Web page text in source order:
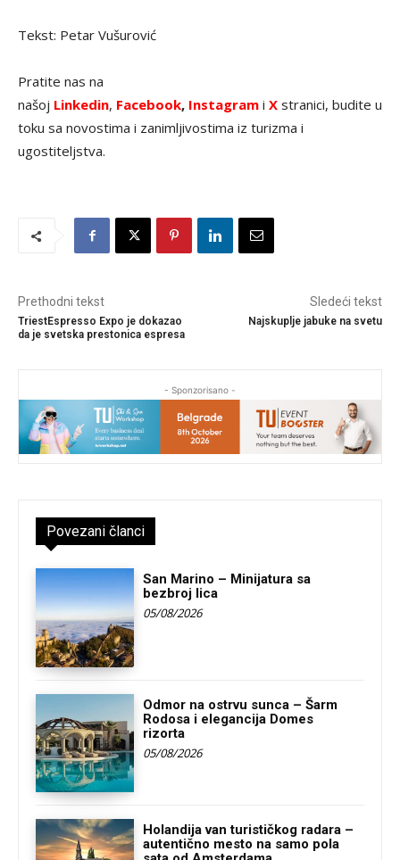
Tekst: Petar Vušurović
Pratite nas na
našoj Linkedin, Facebook, Instagram i X stranici, budite u
toku sa novostima i zanimljivostima iz turizma i
ugostiteljstva.
Prethodni tekst
TriestEspresso Expo je dokazao
da je svetska prestonica espresa
Sledeći tekst
Najskuplje jabuke na svetu
- Sponzorisano -
Povezani članci
San Marino – Minijatura sa
bezbroj lica
05/08/2026
Odmor na ostrvu sunca – Šarm
Rodosa i elegancija Domes
rizorta
05/08/2026
Holandija van turističkog radara –
autentično mesto na samo pola